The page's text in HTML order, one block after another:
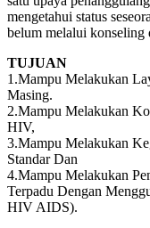
mengetahui status
belum melalui
TUJUAN
1.Mampu Melakukan
Masing.
2.Mampu Melakukan
HIV,
3.Mampu Melakukan
Standar Dan
4.Mampu Melakukan
Terpadu Dengan
HIV AIDS).